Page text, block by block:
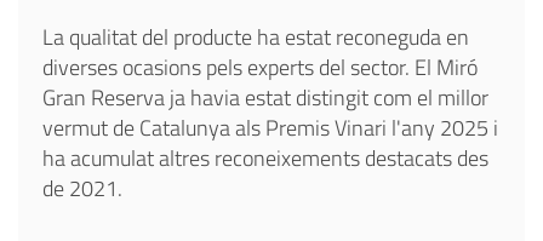
La qualitat del producte ha estat reconeguda en
diverses ocasions pels experts del sector. El Miró
Gran Reserva ja havia estat distingit com el millor
vermut de Catalunya als Premis Vinari l'any 2025 i
ha acumulat altres reconeixements destacats des
de 2021.